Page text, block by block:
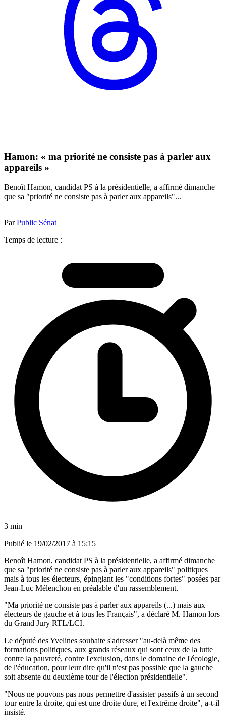
Hamon: « ma priorité ne consiste pas à parler aux
appareils »
Benoît Hamon, candidat PS à la présidentielle, a affirmé dimanche
que sa "priorité ne consiste pas à parler aux appareils"...
ParPublic Sénat
Temps de lecture :
3 min
Publié le 19/02/2017 à 15:15
Benoît Hamon, candidat PS à la présidentielle, a affirmé dimanche
que sa "priorité ne consiste pas à parler aux appareils" politiques
mais à tous les électeurs, épinglant les "conditions fortes" posées par
Jean-Luc Mélenchon en préalable d'un rassemblement.
"Ma priorité ne consiste pas à parler aux appareils (...) mais aux
électeurs de gauche et à tous les Français", a déclaré M. Hamon lors
du Grand Jury RTL/LCI.
Le député des Yvelines souhaite s'adresser "au-delà même des
formations politiques, aux grands réseaux qui sont ceux de la lutte
contre la pauvreté, contre l'exclusion, dans le domaine de l'écologie,
de l'éducation, pour leur dire qu'il n'est pas possible que la gauche
soit absente du deuxième tour de l'élection présidentielle".
"Nous ne pouvons pas nous permettre d'assister passifs à un second
tour entre la droite, qui est une droite dure, et l'extrême droite", a-t-il
insisté.